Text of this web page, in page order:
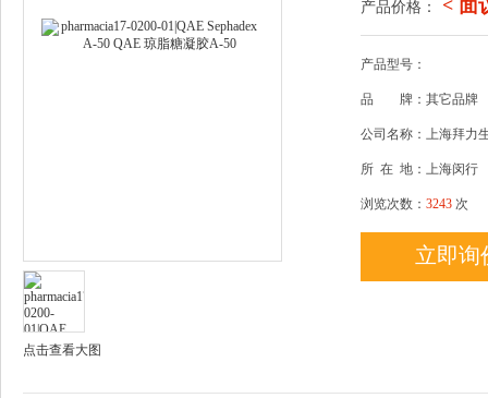
点击查看大图
产品价格： < 面
产品型号：
品 牌：其它品牌
公司名称：上海拜力
所 在 地：上海闵行
浏览次数： 3243 次
立即询